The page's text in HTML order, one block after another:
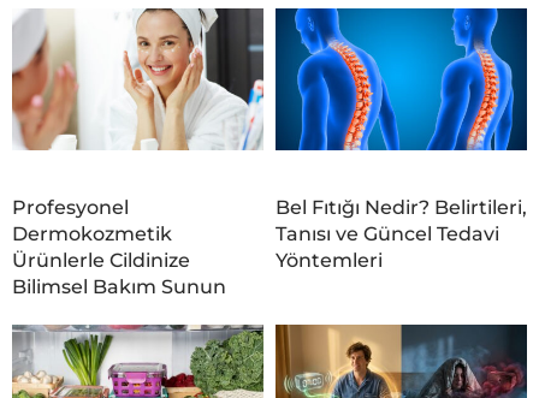
Profesyonel
Dermokozmetik
Ürünlerle Cildinize
Bilimsel Bakım Sunun
Bel Fıtığı Nedir? Belirtileri,
Tanısı ve Güncel Tedavi
Yöntemleri